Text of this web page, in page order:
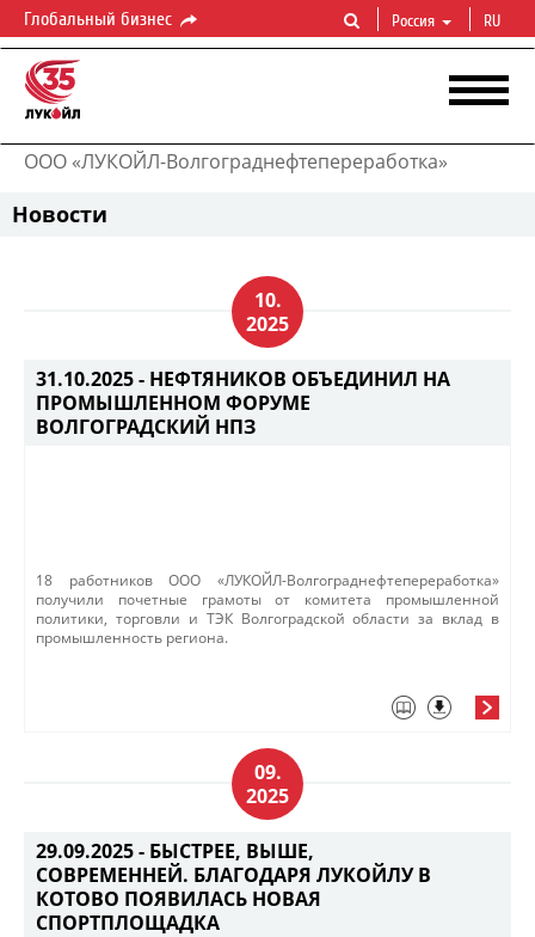
Глобальный бизнес Россия RU
ООО «ЛУКОЙЛ-Волгограднефтепереработка»
Новости
10.
2025
31.10.2025 - НЕФТЯНИКОВ ОБЪЕДИНИЛ НА
ПРОМЫШЛЕННОМ ФОРУМЕ
ВОЛГОГРАДСКИЙ НПЗ
18 работников ООО «ЛУКОЙЛ-Волгограднефтепереработка»
получили почетные грамоты от комитета промышленной
политики, торговли и ТЭК Волгоградской области за вклад в
промышленность региона. ​
09.
2025
29.09.2025 - БЫСТРЕЕ, ВЫШЕ,
СОВРЕМЕННЕЙ. БЛАГОДАРЯ ЛУКОЙЛУ В
КОТОВО ПОЯВИЛАСЬ НОВАЯ
СПОРТПЛОЩАДКА